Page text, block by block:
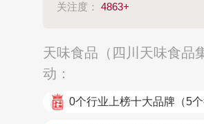
关注度： 4863+
天味食品（四川天味食品
动：
0个行业上榜十大品牌 （5